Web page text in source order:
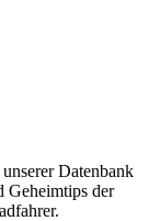
Datenbank
Geheimtips der